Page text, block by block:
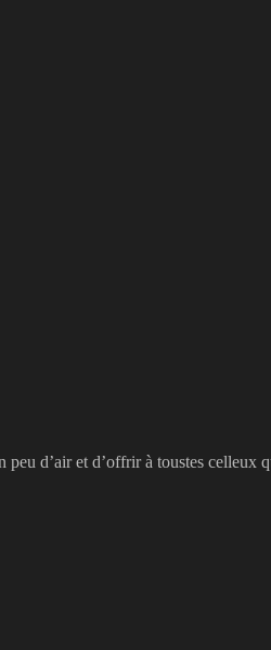
d’air et d’offrir à toustes